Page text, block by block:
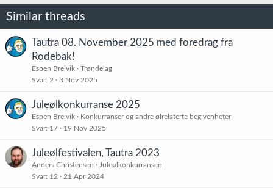
Similar threads
Tautra 08. November 2025 med foredrag fra
Rodebak!
Espen Breivik
Trøndelag
Svar 2 3 Nov 2025
Juleølkonkurranse 2025
Espen Breivik
Konkurranser og andre ølrelaterte begivenheter
Svar 17 19 Nov 2025
Juleølfestivalen, Tautra 2023
Anders Christensen
Juleølkonkurransen
Svar 12 21 Apr 2024